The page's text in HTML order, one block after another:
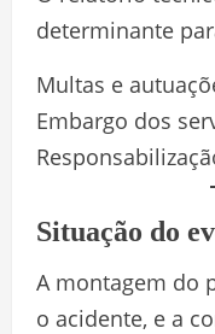
determinante
Multas e
Embargo dos
Situação do
A montagem do
o acidente, e a